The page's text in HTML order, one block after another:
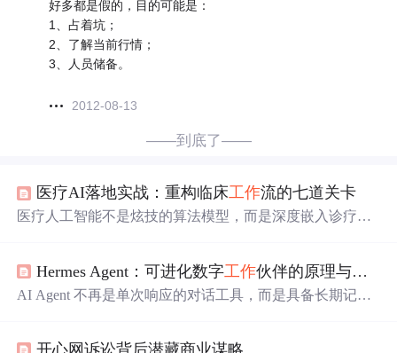
好多都是假的，目的可能是：
1、占着坑；
2、了解当前行情；
3、人员储备。
2012-08-13
——到底了——
医疗AI落地实战：重构临床工作流的七道关卡
医疗人工智能不是炫技的算法模型，而是深度嵌入诊疗全
率跃迁与医患关系再定义。从放射科结节识别到病理科数
字切片分析，从心衰预警到慢病动态管理，AI正推动医疗
成为提升首诊能力与分诊质量的关键支点。本文聚焦真实
Hermes Agent：可进化数字工作伙伴的原理与实战
AI Agent 不再是单次响应的对话工具，而是具备长期记
开心网诉讼背后潜藏商业谋略